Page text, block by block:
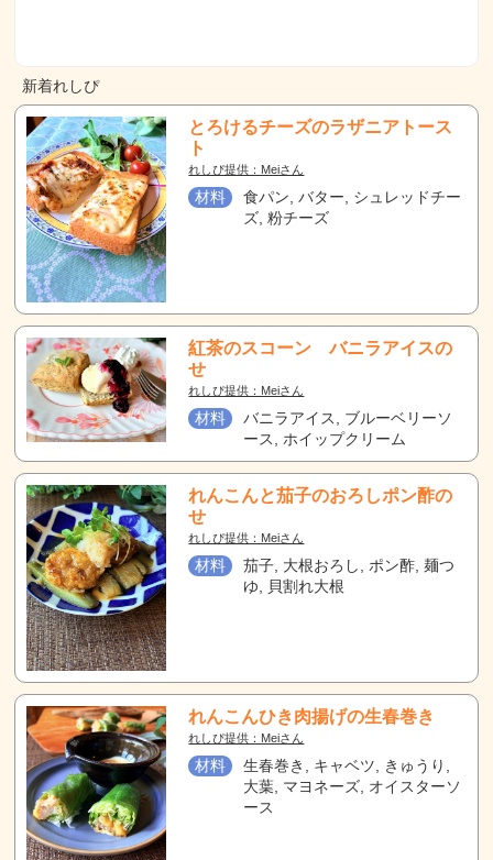
新着れしぴ
とろけるチーズのラザニアトース
ト
れしぴ提供：Meiさん
材料
食パン, バター, シュレッドチー
ズ, 粉チーズ
紅茶のスコーン バニラアイスの
せ
れしぴ提供：Meiさん
材料
バニラアイス, ブルーベリーソ
ース, ホイップクリーム
れんこんと茄子のおろしポン酢の
せ
れしぴ提供：Meiさん
材料
茄子, 大根おろし, ポン酢, 麺つ
ゆ, 貝割れ大根
れんこんひき肉揚げの生春巻き
れしぴ提供：Meiさん
材料
生春巻き, キャベツ, きゅうり,
大葉, マヨネーズ, オイスターソ
ース